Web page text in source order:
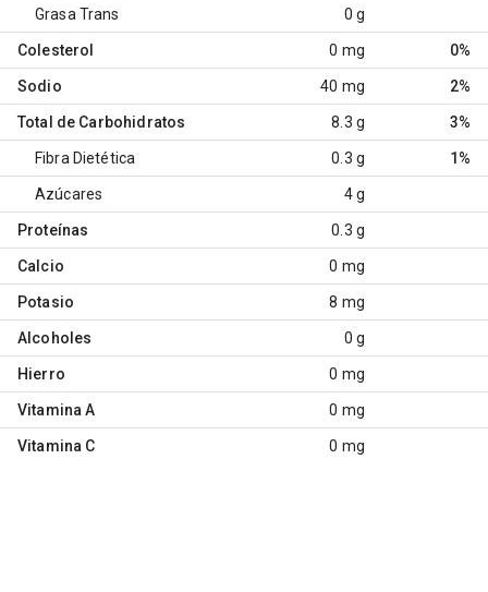
Grasa Trans 0 g
Colesterol 0 mg 0%
Sodio 40 mg 2%
Total de Carbohidratos 8.3 g 3%
Fibra Dietética 0.3 g 1%
Azúcares 4 g
Proteínas 0.3 g
Calcio 0 mg
Potasio 8 mg
Alcoholes 0 g
Hierro 0 mg
Vitamina A 0 mg
Vitamina C 0 mg